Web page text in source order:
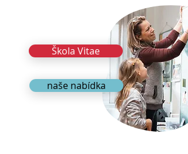
naše nabídka
Škola Vitae